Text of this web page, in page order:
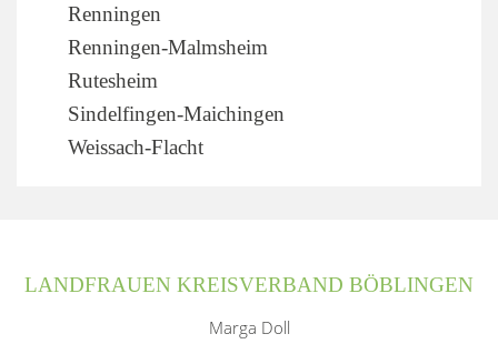
Renningen
Renningen-Malmsheim
Rutesheim
Sindelfingen-Maichingen
Weissach-Flacht
LANDFRAUEN KREISVERBAND BÖBLINGEN
Marga Doll